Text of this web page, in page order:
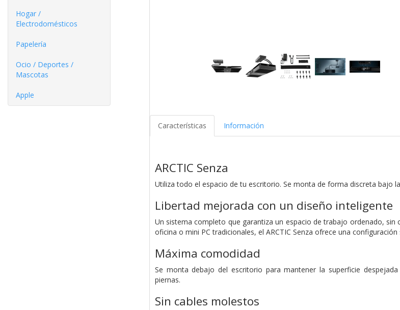
Hogar /
Electrodomésticos
Papelería
Ocio / Deportes /
Mascotas
Apple
Características Información
ARCTIC Senza
Utiliza todo el espacio de tu escritorio. Se monta de forma discreta bajo
Libertad mejorada con un diseño inteligente
Un sistema completo que garantiza un espacio de trabajo ordenado, sin
oficina o mini PC tradicionales, el ARCTIC Senza ofrece una
Máxima comodidad
Se monta debajo del escritorio para mantener la superficie
piernas.
Sin cables molestos